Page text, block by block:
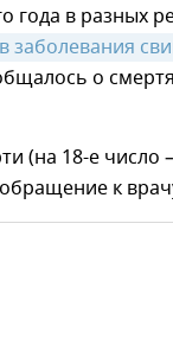
года в разных
заболевания
о
(на 18-е число
к